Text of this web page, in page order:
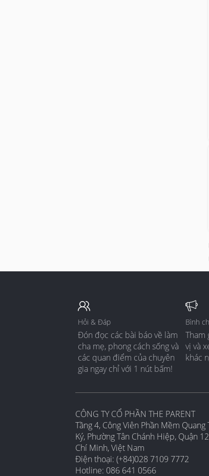
Hỏi & Đáp
Đón đọc các bài báo về làm
cha mẹ, phong cách sống và
các quan điểm của chuyên
gia ngay chỉ với 1 nút bấm!
Bình
Tham
vị và
khác
CÔNG TY CỔ PHẦN THE PARENT
Tầng 4, Công Viên Phần Mềm Quang
Ký, Phường Tân Chánh Hiệp, Quận
Chí Minh, Việt Nam
Điện thoại: (+84)028 7109 7772
Hotline: 086 641 0566